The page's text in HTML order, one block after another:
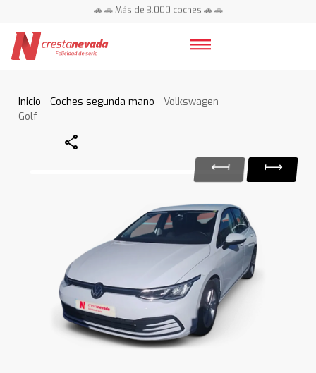
🚗 🚗 Más de 3.000 coches 🚗 🚗
Inicio -Coches segunda mano - Volkswagen
Golf
Share